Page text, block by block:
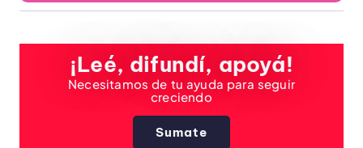
¡Leé, difundí, apoyá!
Necesitamos de tu ayuda para seguir
creciendo
Sumate